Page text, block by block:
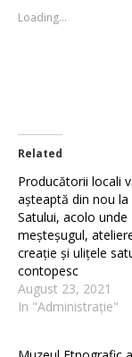
window)
Loading...
Related
Producătorii locali
așteaptă din nou la
Satului, acolo unde
meșteșugul,
creație și ulițele
contopesc
August 23, 2021
In "Administrație"